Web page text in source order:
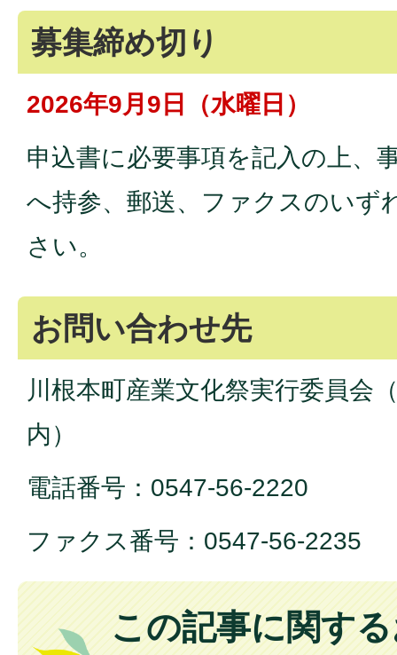
募集締め切り
2026年9月9日（水曜日）
申込書に必要事項を記入の上、
へ持参、郵送、ファクスのいず
さい。
お問い合わせ先
川根本町産業文化祭実行委員会
内）
電話番号：0547-56-2220
ファクス番号：0547-56-2235
この記事に関す